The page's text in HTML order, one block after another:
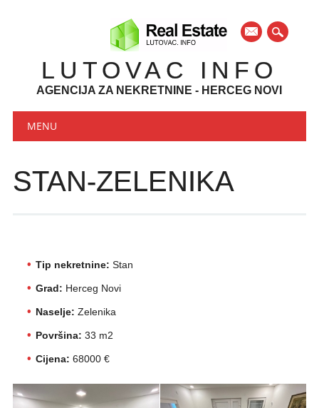
mail
LUTOVAC INFO
AGENCIJA ZA NEKRETNINE - HERCEG NOVI
Main menu
MENU
STAN-ZELENIKA
Tip nekretnine: Stan
Grad: Herceg Novi
Naselje: Zelenika
Površina: 33 m2
Cijena: 68000 €